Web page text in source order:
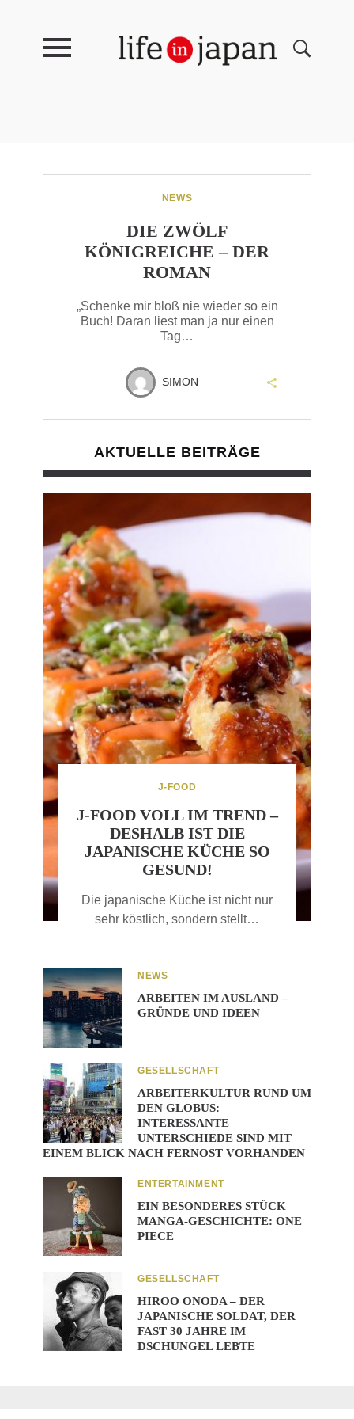
NEWS
DIE ZWÖLF
KÖNIGREICHE – DER
ROMAN
„Schenke mir bloß nie wieder so ein
Buch! Daran liest man ja nur einen
Tag…
SIMON
AKTUELLE BEITRÄGE
J-FOOD
J-FOOD VOLL IM TREND –
DESHALB IST DIE
JAPANISCHE KÜCHE SO
GESUND!
Die japanische Küche ist nicht nur
sehr köstlich, sondern stellt…
NEWS
ARBEITEN IM AUSLAND –
GRÜNDE UND IDEEN
GESELLSCHAFT
ARBEITERKULTUR RUND UM
DEN GLOBUS:
INTERESSANTE
UNTERSCHIEDE SIND MIT
EINEM BLICK NACH FERNOST VORHANDEN
ENTERTAINMENT
EIN BESONDERES STÜCK
MANGA-GESCHICHTE: ONE
PIECE
GESELLSCHAFT
HIROO ONODA – DER
JAPANISCHE SOLDAT, DER
FAST 30 JAHRE IM
DSCHUNGEL LEBTE